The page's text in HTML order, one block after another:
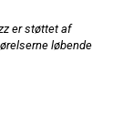
er støttet af
løbende